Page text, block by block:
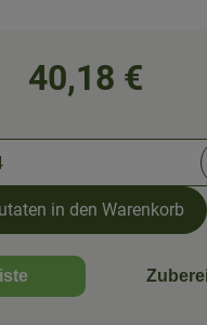
40,18 €
verringern (aktuell 4
in den Warenkorb